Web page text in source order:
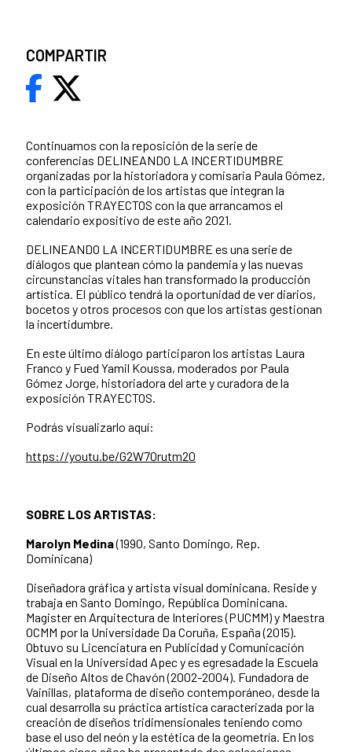
Continuamos con la reposición de la serie de
conferencias DELINEANDO LA INCERTIDUMBRE
organizadas por la historiadora y comisaria Paula Gómez,
con la participación de los artistas que integran la
exposición TRAYECTOS con la que arrancamos el
calendario expositivo de este año 2021.
DELINEANDO LA INCERTIDUMBRE es una serie de
diálogos que plantean cómo la pandemia y las nuevas
circunstancias vitales han transformado la producción
artística. El público tendrá la oportunidad de ver diarios,
bocetos y otros procesos con que los artistas gestionan
la incertidumbre.
En este último diálogo participaron los artistas Laura
Franco y Fued Yamil Koussa, moderados por Paula
Gómez Jorge, historiadora del arte y curadora de la
exposición TRAYECTOS.
Podrás visualizarlo aquí:
https://youtu.be/G2W70rutm20
SOBRE LOS ARTISTAS:
Marolyn Medina(1990, Santo Domingo, Rep.
Dominicana)
Diseñadora gráfica y artista visual dominicana. Reside y
trabaja en Santo Domingo, República Dominicana.
Magister en Arquitectura de Interiores (PUCMM) y Maestra
OCMM por la Universidade Da Coruña, España (2015).
Obtuvo su Licenciatura en Publicidad y Comunicación
Visual en la Universidad Apec y es egresadade la Escuela
de Diseño Altos de Chavón (2002-2004). Fundadora de
Vainillas, plataforma de diseño contemporáneo, desde la
cual desarrolla su práctica artística caracterizada por la
creación de diseños tridimensionales teniendo como
base el uso del neón y la estética de la geometría. En los
COMPARTIR